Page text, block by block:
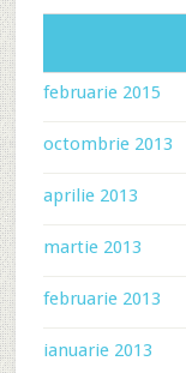
februarie 2015
octombrie 2013
aprilie 2013
martie 2013
februarie 2013
ianuarie 2013